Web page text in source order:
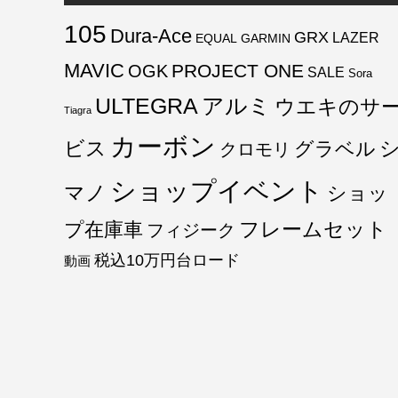
105 Dura-Ace EQUAL GARMIN GRX LAZER
MAVIC OGK PROJECT ONE SALE Sora
Tiagra ULTEGRA アルミ ウエキのサ
ビス カーボン クロモリ グラベル
マノ ショップイベント ショッ
プ在庫車 フィジーク フレームセット
動画 税込10万円台ロード